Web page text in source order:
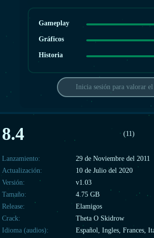
Gameplay
Gráficos
Historia
Inicia sesión para valorar
8.4 (11)
Lanzamiento:
29 de Noviembre del 2011
Actualización:
10 de Julio del 2020
Versión:
v1.03
Tamaño:
4.75 GB
Release:
Elamigos
Crack:
Theta O Skidrow
Idioma (audios):
Español, Ingles, Frances,